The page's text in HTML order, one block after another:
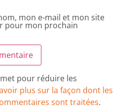
mon e-mail et mon site
pour mon prochain
pour réduire les
plus sur la façon dont les
sont traitées.